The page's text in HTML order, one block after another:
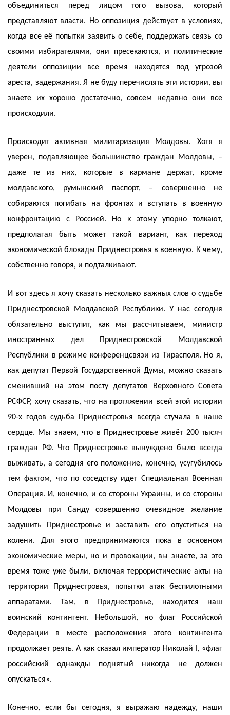
объединиться перед лицом того вызова, который
представляют власти. Но оппозиция действует в условиях,
когда все её попытки заявить о себе, поддержать связь со
своими избирателями, они пресекаются, и политические
деятели оппозиции все время находятся под угрозой
ареста, задержания. Я не буду перечислять эти истории, вы
знаете их хорошо достаточно, совсем недавно они все
происходили.
Происходит активная милитаризация Молдовы. Хотя я
уверен, подавляющее большинство граждан Молдовы, –
даже те из них, которые в кармане держат, кроме
молдавского, румынский паспорт, – совершенно не
собираются погибать на фронтах и вступать в военную
конфронтацию с Россией. Но к этому упорно толкают,
предполагая быть может такой вариант, как переход
экономической блокады Приднестровья в военную. К чему,
собственно говоря, и подталкивают.
И вот здесь я хочу сказать несколько важных слов о судьбе
Приднестровской Молдавской Республики. У нас сегодня
обязательно выступит, как мы рассчитываем, министр
иностранных дел Приднестровской Молдавской
Республики в режиме конференцсвязи из Тирасполя. Но я,
как депутат Первой Государственной Думы, можно сказать
сменивший на этом посту депутатов Верховного Совета
РСФСР, хочу сказать, что на протяжении всей этой истории
90-х годов судьба Приднестровья всегда стучала в наше
сердце. Мы знаем, что в Приднестровье живёт 200 тысяч
граждан РФ. Что Приднестровье вынуждено было всегда
выживать, а сегодня его положение, конечно, усугубилось
тем фактом, что по соседству идет Специальная Военная
Операция. И, конечно, и со стороны Украины, и со стороны
Молдовы при Санду совершенно очевидное желание
задушить Приднестровье и заставить его опуститься на
колени. Для этого предпринимаются пока в основном
экономические меры, но и провокации, вы знаете, за это
время тоже уже были, включая террористические акты на
территории Приднестровья, попытки атак беспилотными
аппаратами. Там, в Приднестровье, находится наш
воинский контингент. Небольшой, но флаг Российской
Федерации в месте расположения этого контингента
продолжает реять. А как сказал император Николай I, «флаг
российский однажды поднятый никогда не должен
опускаться».
Конечно, если бы сегодня, я выражаю надежду, наши